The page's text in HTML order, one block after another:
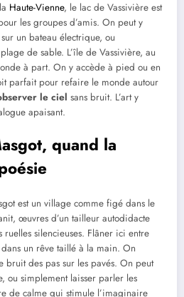
Haute-Vienne, le lac de Vassivière est
les groupes d’amis. On peut y
un bateau électrique, ou
de sable. L’île de Vassivière, au
à part. On y accède à pied ou en
parfait pour refaire le monde autour
le ciel sans bruit. L’art y
apaisant.
quand la
est un village comme figé dans le
œuvres d’un tailleur autodidacte
ruelles silencieuses. Flâner ici entre
un rêve taillé à la main. On
bruit des pas sur les pavés. On peut
ou simplement laisser parler les
de calme qui stimule l’imaginaire